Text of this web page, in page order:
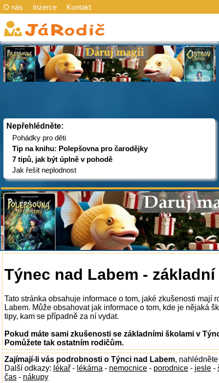
O nás Inzerce Kontakt
Nepřehlédněte:
Pohádky pro děti
Tip na knihu: Polepšovna pro čarodějky
7 tipů, jak být úplně v pohodě
Jak řešit neplodnost
Týnec nad Labem -
Tato stránka obsahuje informace o tom, jaké zkušenosti mají
Labem. Může obsahovat jak informace o tom, kde je nějaká
tipy, kam se případně za ní vydat.
Pokud máte sami zkušenosti se základními školami v
Pomůžete tak ostatním rodičům.
Zajímají-li vás podrobnosti o Týnci nad Labem,
Další odkazy: lékař - lékárna - nemocnice - porodnice - jesle -
čas - nákupy